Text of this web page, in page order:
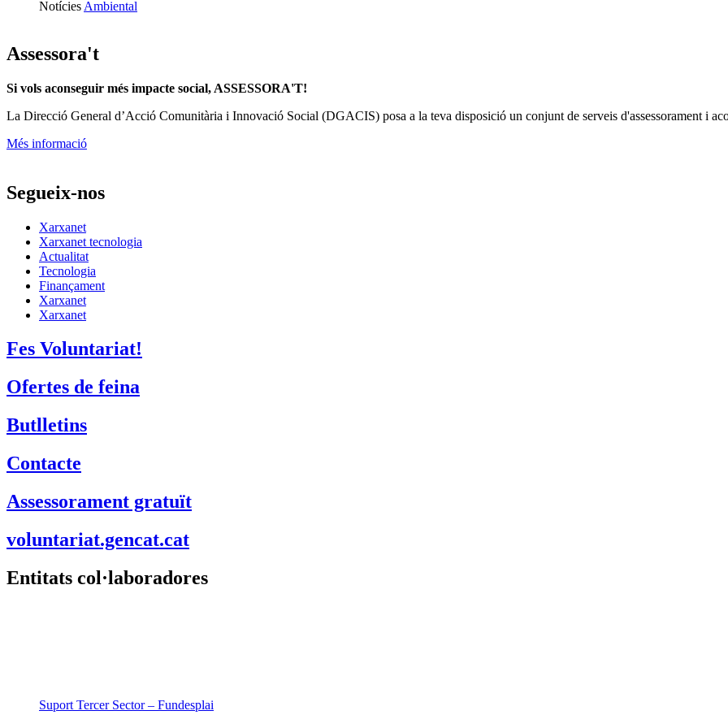
Notícies Ambiental
Assessora't
Si vols aconseguir més impacte social, ASSESSORA'T!
La Direcció General d’Acció Comunitària i Innovació Social (DGACIS) posa a la teva disposició un conjunt de serveis d'assessorament i
Més informació
Segueix-nos
Xarxanet
Xarxanet tecnologia
Actualitat
Tecnologia
Finançament
Xarxanet
Xarxanet
Fes Voluntariat!
Ofertes de feina
Butlletins
Contacte
Assessorament gratuït
voluntariat.gencat.cat
Entitats col·laboradores
Suport Tercer Sector – Fundesplai